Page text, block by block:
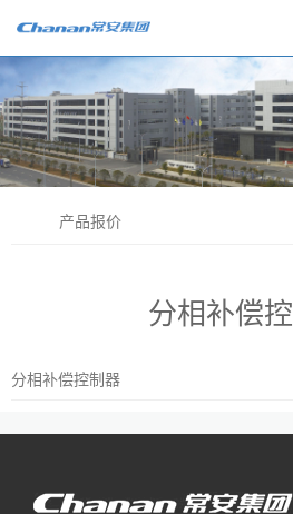
产品报价
分相补偿
分相补偿控制器